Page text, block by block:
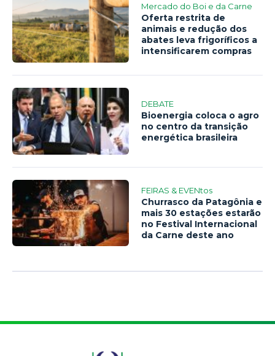
Mercado do Boi e da Carne
Oferta restrita de
animais e redução dos
abates leva frigoríficos a
intensificarem compras
DEBATE
Bioenergia coloca o agro
no centro da transição
energética brasileira
FEIRAS & EVENtos
Churrasco da Patagônia e
mais 30 estações estarão
no Festival Internacional
da Carne deste ano